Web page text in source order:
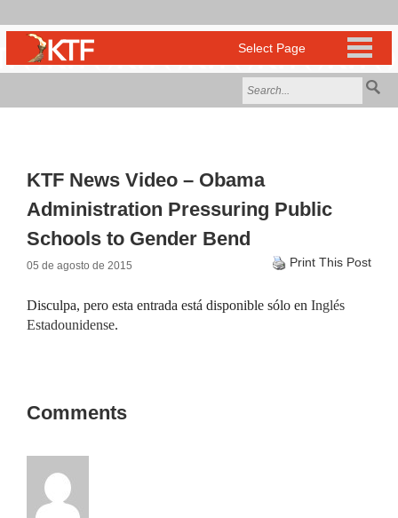
KTF News Video – Obama
Administration Pressuring Public
Schools to Gender Bend
05 de agosto de 2015 Print This Post
Disculpa, pero esta entrada está disponible sólo en Inglés
Estadounidense.
Comments